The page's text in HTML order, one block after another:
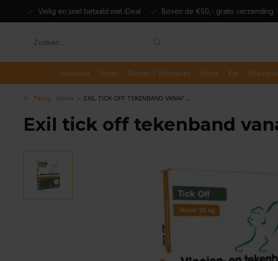
Veilig en snel betaald met iDeal Boven de €50,- gratis verzending
Aquarium Vijver Reptiel / Schildpad Hond Kat
Terug Home EXIL TICK OFF TEKENBAND VANAF ...
Exil tick off tekenband